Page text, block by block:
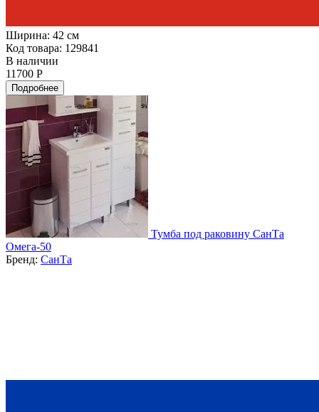
Ширина: 42 см
Код товара: 129841
В наличии
11700 Р
Подробнее
Тумба под раковину СанТа
Омега-50
Бренд: СанТа